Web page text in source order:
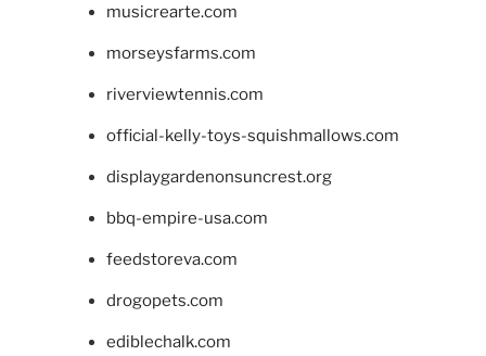
musicrearte.com
morseysfarms.com
riverviewtennis.com
official-kelly-toys-squishmallows.com
displaygardenonsuncrest.org
bbq-empire-usa.com
feedstoreva.com
drogopets.com
ediblechalk.com